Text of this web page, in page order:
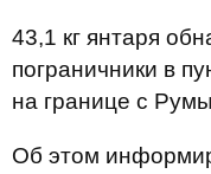
43,1 кг янтаря
пограничники в
на границе с
Об этом